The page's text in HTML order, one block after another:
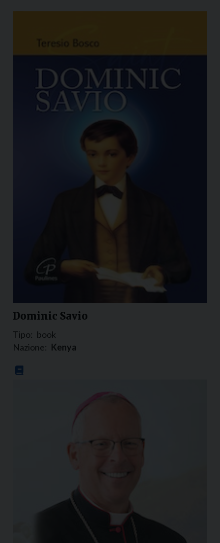
Dominic Savio
Tipo: book
Nazione: Kenya